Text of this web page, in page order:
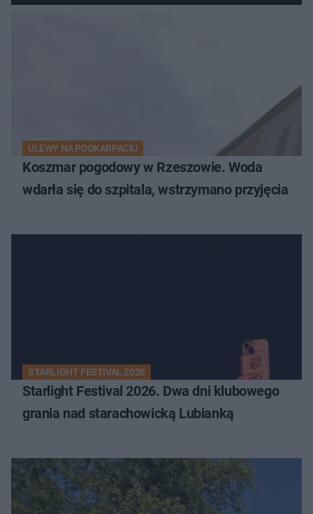
ULEWY NA PODKARPACIU
Koszmar pogodowy w Rzeszowie. Woda
wdarła się do szpitala, wstrzymano przyjęcia
STARLIGHT FESTIVAL 2026
Starlight Festival 2026. Dwa dni klubowego
grania nad starachowicką Lubianką